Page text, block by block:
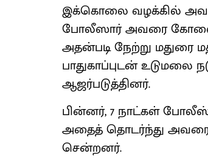
இக்கொலை வழக்கில்
போலீஸார் அவரை கோவை
அதன்படி நேற்று மதுரை
பாதுகாப்புடன் உடுமலை
ஆஜர்படுத்தினர்.
பின்னர், 7 நாட்கள் போலீஸ்
அதைத் தொடர்ந்து அவரை
சென்றனர்.